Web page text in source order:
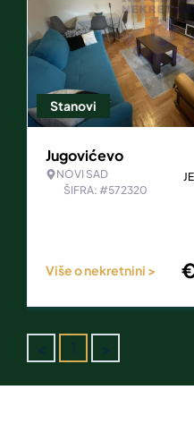
Stanovi
Jugovićevo
NOVI SAD
ŠIFRA: #572320
Više o nekretnini >
< 1 >